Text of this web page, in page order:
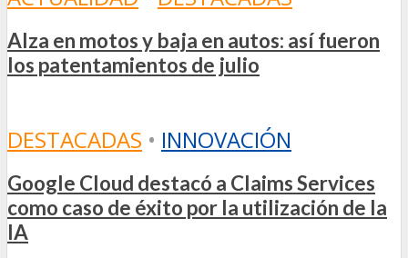
Alza en motos y baja en autos: así fueron
los patentamientos de julio
DESTACADAS • INNOVACIÓN
Google Cloud destacó a Claims Services
como caso de éxito por la utilización de la
IA